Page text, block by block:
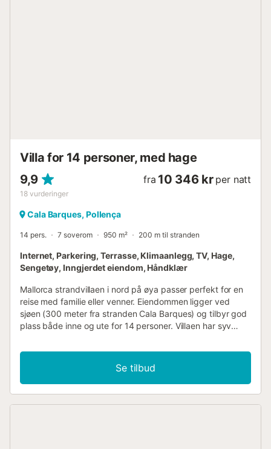
Villa for 14 personer, med hage
9,9
18 vurderinger
fra 10 346 kr per natt
Cala Barques, Pollença
14 pers. 7 soverom 950 m² 200 m til stranden
Internet, Parkering, Terrasse, Klimaanlegg, TV, Hage,
Sengetøy, Inngjerdet eiendom, Håndklær
Mallorca strandvillaen i nord på øya passer perfekt for en
reise med familie eller venner. Eiendommen ligger ved
sjøen (300 meter fra stranden Cala Barques) og tilbyr god
plass både inne og ute for 14 personer. Villaen har syv
romslig stue med peis. Det er god plass for felles
opplevelser og koselige tilbaketrukne rom når man trenger
en pause. Med sentralvarme kan huset brukes hele året og
egner seg også for turgrupper og sykkelturer, en
Se tilbud